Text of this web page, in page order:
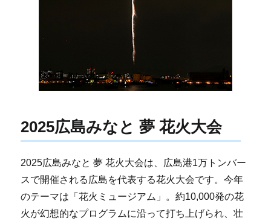
2025広島みなと 夢 花火大会
2025広島みなと 夢 花火大会は、広島港1万トンバー
スで開催される広島を代表する花火大会です。今年
のテーマは「花火ミュージアム」。約10,000発の花
火が幻想的なプログラムに沿って打ち上げられ、壮